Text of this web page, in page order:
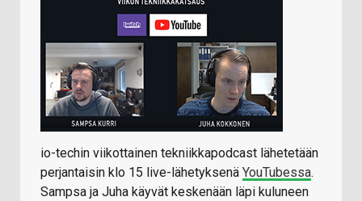
io-techin viikottainen tekniikkapodcast lähetetään
perjantaisin klo 15 live-lähetyksenä YouTubessa.
Sampsa ja Juha käyvät keskenään läpi kuluneen